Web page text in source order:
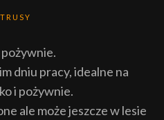
pożywnie.
dniu pracy, idealne na
i pożywnie.
ale może jeszcze w lesie